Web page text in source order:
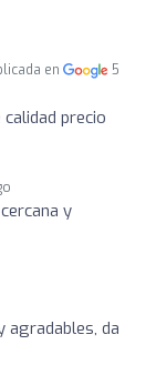
en
5
precio
y
agradables, da